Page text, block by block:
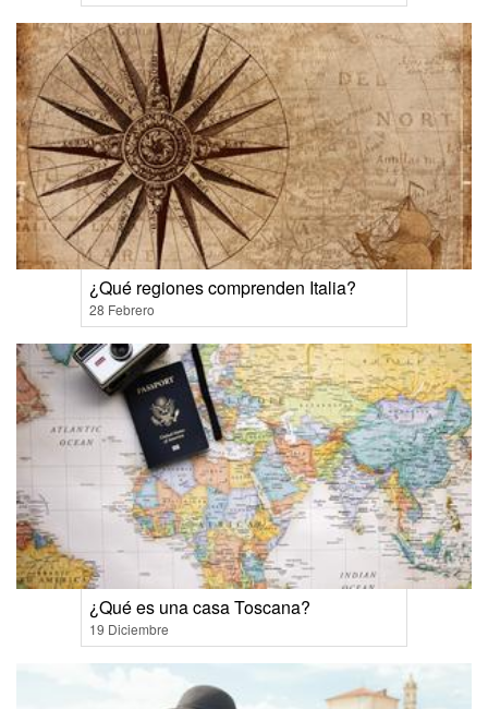
¿Qué regiones comprenden Italia?
28 Febrero
¿Qué es una casa Toscana?
19 Diciembre